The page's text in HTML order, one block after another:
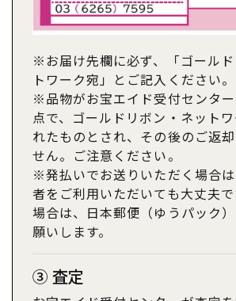
※お届け先欄に必ず、「ゴール
トワーク宛」とご記入ください。
※品物がお宝エイド受付センタ
点で、ゴールドリボン・ネット
れたものとされ、その後のご返
せん。ご注意ください。
※発払いでお送りいただく場合
者をご利用いただいても大丈夫
場合は、日本郵便（ゆうパック
願いします。
③ 査定